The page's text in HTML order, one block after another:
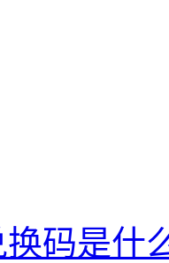
码是什